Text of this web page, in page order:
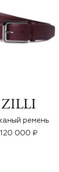
ремень
120 000 ₽